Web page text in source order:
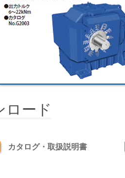
ロード
カタログ・取扱説明書